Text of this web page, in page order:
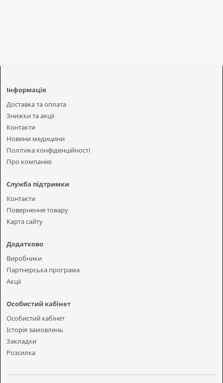
Інформація
Доставка та оплата
Знижки та акції
Контакти
Новини медицини
Політика конфіденційності
Про компанію
Служба підтримки
Контакти
Повернення товару
Карта сайту
Додатково
Виробники
Партнерська програма
Акції
Особистий кабінет
Особистий кабінет
Історія замовлень
Закладки
Розсилка